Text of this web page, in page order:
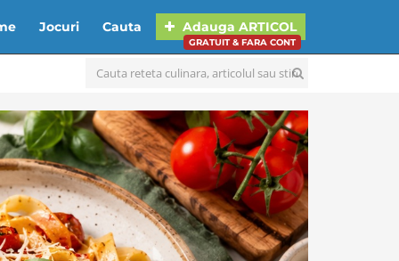
Jocuri Cauta Adauga ARTICOL
GRATUIT & FARA CONT